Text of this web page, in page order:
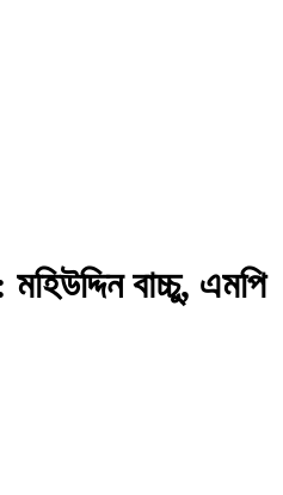
বাচ্চু, এমপি